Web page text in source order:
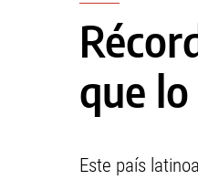
que
Este país